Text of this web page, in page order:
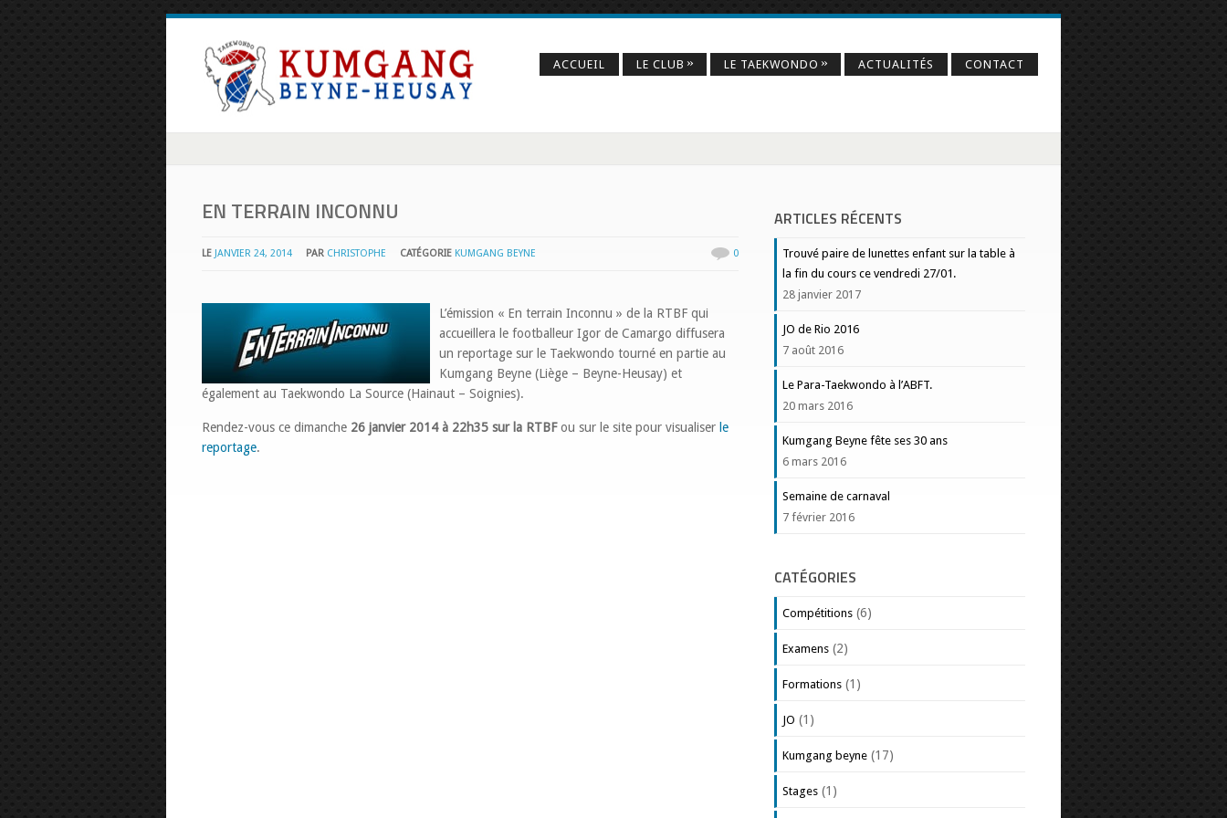
ACCUEIL LE CLUB » LE TAEKWONDO » ACTUALITÉS CONTACT
EN TERRAIN INCONNU
LE JANVIER 24, 2014 PAR CHRISTOPHE CATÉGORIE KUMGANG BEYNE 0
L’émission « En terrain Inconnu » de la RTBF qui
accueillera le footballeur Igor de Camargo diffusera
un reportage sur le Taekwondo tourné en partie au
Kumgang Beyne (Liège – Beyne-Heusay) et
également au Taekwondo La Source (Hainaut – Soignies).
Rendez-vous ce dimanche 26 janvier 2014 à 22h35 sur la RTBFou sur le site pour visualiser le
reportage.
ARTICLES RÉCENTS
Trouvé paire de lunettes enfant sur la table à
la fin du cours ce vendredi 27/01.
28 janvier 2017
JO de Rio 2016
7 août 2016
Le Para-Taekwondo à l’ABFT.
20 mars 2016
Kumgang Beyne fête ses 30 ans
6 mars 2016
Semaine de carnaval
7 février 2016
CATÉGORIES
Compétitions (6)
Examens (2)
Formations (1)
JO (1)
Kumgang beyne (17)
Stages (1)